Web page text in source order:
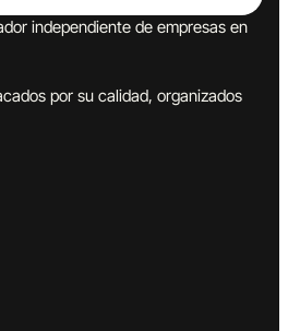
independiente de empresas en
por su calidad, organizados